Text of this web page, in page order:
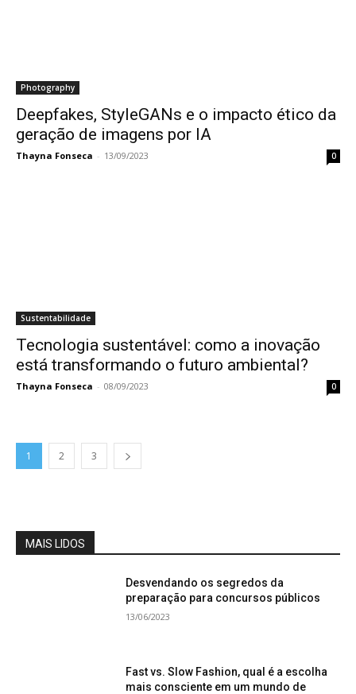
Photography
Deepfakes, StyleGANs e o impacto ético da
geração de imagens por IA
Thayna Fonseca - 13/09/2023 0
Sustentabilidade
Tecnologia sustentável: como a inovação
está transformando o futuro ambiental?
Thayna Fonseca - 08/09/2023 0
1 2 3
MAIS LIDOS
Desvendando os segredos da
preparação para concursos públicos
13/06/2023
Fast vs. Slow Fashion, qual é a escolha
mais consciente em um mundo de